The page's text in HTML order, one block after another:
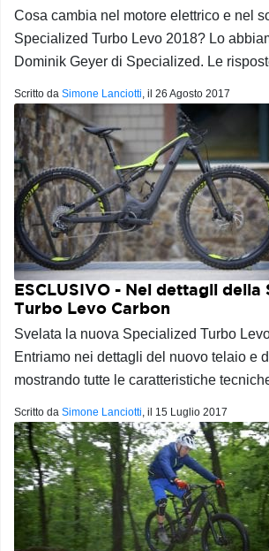
Cosa cambia nel motore elettrico e nel
Specialized Turbo Levo 2018? Lo
Dominik Geyer di Specialized. Le
Scritto da Simone Lanciotti, il 26 Agosto 2017
ESCLUSIVO - Nei dettagli della
Turbo Levo Carbon
Svelata la nuova Specialized Turbo
Entriamo nei dettagli del nuovo telaio e
mostrando tutte le caratteristiche
Scritto da Simone Lanciotti, il 15 Luglio 2017